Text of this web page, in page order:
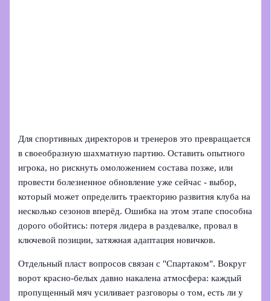
Для спортивных директоров и тренеров это превращается
в своеобразную шахматную партию. Оставить опытного
игрока, но рискнуть омоложением состава позже, или
провести болезненное обновление уже сейчас - выбор,
который может определить траекторию развития клуба на
несколько сезонов вперёд. Ошибка на этом этапе способна
дорого обойтись: потеря лидера в раздевалке, провал в
ключевой позиции, затяжная адаптация новичков.
Отдельный пласт вопросов связан с "Спартаком". Вокруг
ворот красно‑белых давно накалена атмосфера: каждый
пропущенный мяч усиливает разговоры о том, есть ли у